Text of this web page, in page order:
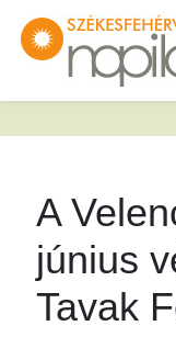
A
június
Tavak